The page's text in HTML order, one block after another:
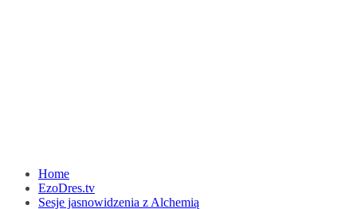
Home
EzoDres.tv
Sesje jasnowidzenia z Alchemią